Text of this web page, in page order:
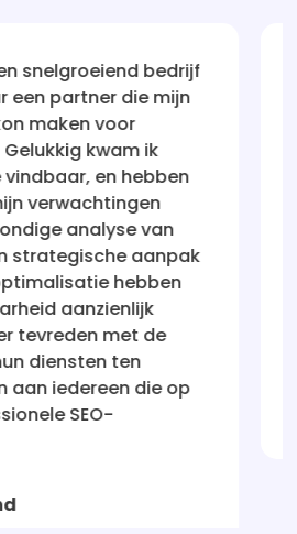
Na talloze teleurstellingen met
bedrijven die beweerden mijn
vindbaar te maken, was ik
sceptisch. Maar Website
mijn vertrouwen hersteld! Hun
holistisch en resultaatgericht.
staat nu waar ik altijd wilde dat
zijn - voor de ogen van
klanten. Ik ben erg onder de
hun service aan iedereen
serieus is over online succes.
★★★★★
Rebecca